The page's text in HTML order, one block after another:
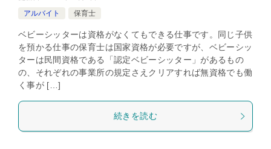
アルバイト
保育士
ベビーシッターは資格がなくてもできる仕事です。同じ子供
を預かる仕事の保育士は国家資格が必要ですが、ベビーシッ
ターは民間資格である「認定ベビーシッター」があるもの
の、それぞれの事業所の規定さえクリアすれば無資格でも働
く事が […]
続きを読む